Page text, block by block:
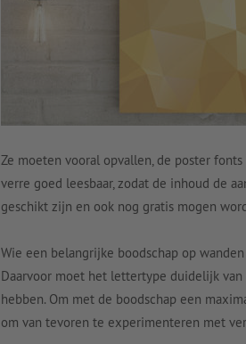
Ze moeten vooral opvallen, de poster
verre goed leesbaar, zodat de inhoud de
geschikt zijn en ook nog gratis mogen
Wie een belangrijke boodschap op
Daarvoor moet het lettertype duidelijk
hebben. Om met de boodschap een
om van tevoren te experimenteren met